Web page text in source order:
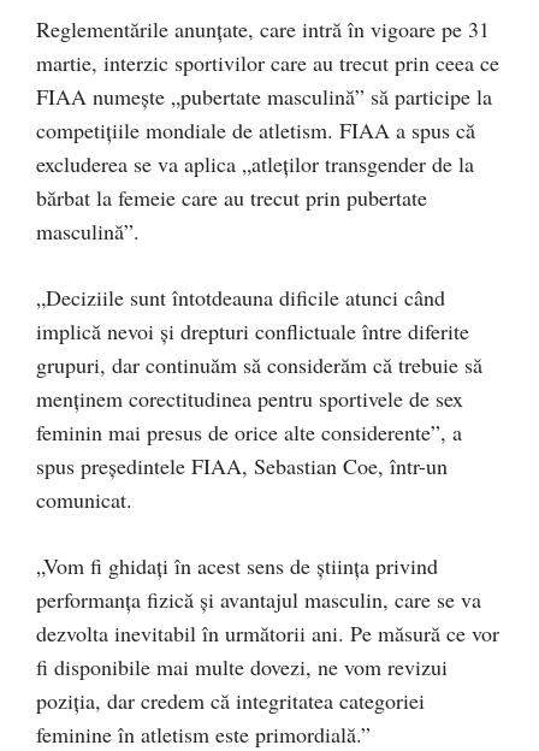
Reglementările anunțate, care intră în vigoare pe 31
martie, interzic sportivilor care au trecut prin ceea ce
FIAA numește „pubertate masculină” să participe la
competițiile mondiale de atletism. FIAA a spus că
excluderea se va aplica „atleților transgender de la
bărbat la femeie care au trecut prin pubertate
masculină”.
„Deciziile sunt întotdeauna dificile atunci când
implică nevoi și drepturi conflictuale între diferite
grupuri, dar continuăm să considerăm că trebuie să
menținem corectitudinea pentru sportivele de sex
feminin mai presus de orice alte considerente”, a
spus președintele FIAA, Sebastian Coe, într-un
comunicat.
„Vom fi ghidați în acest sens de știința privind
performanța fizică și avantajul masculin, care se va
dezvolta inevitabil în următorii ani. Pe măsură ce vor
fi disponibile mai multe dovezi, ne vom revizui
poziția, dar credem că integritatea categoriei
feminine în atletism este primordială.”